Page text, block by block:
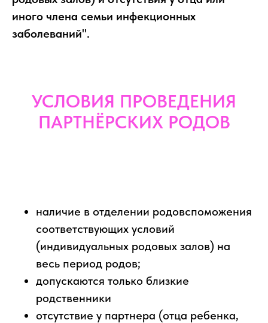
иного члена семьи инфекционных
заболеваний".
УСЛОВИЯ ПРОВЕДЕНИЯ
ПАРТНЁРСКИХ РОДОВ
наличие в отделении родовспоможения
соответствующих условий
(индивидуальных родовых залов) на
весь период родов;
допускаются только близкие
родственники
отсутствие у партнера (отца ребенка,